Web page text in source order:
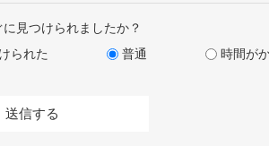
見つけられましたか？
られた
普通 時間が